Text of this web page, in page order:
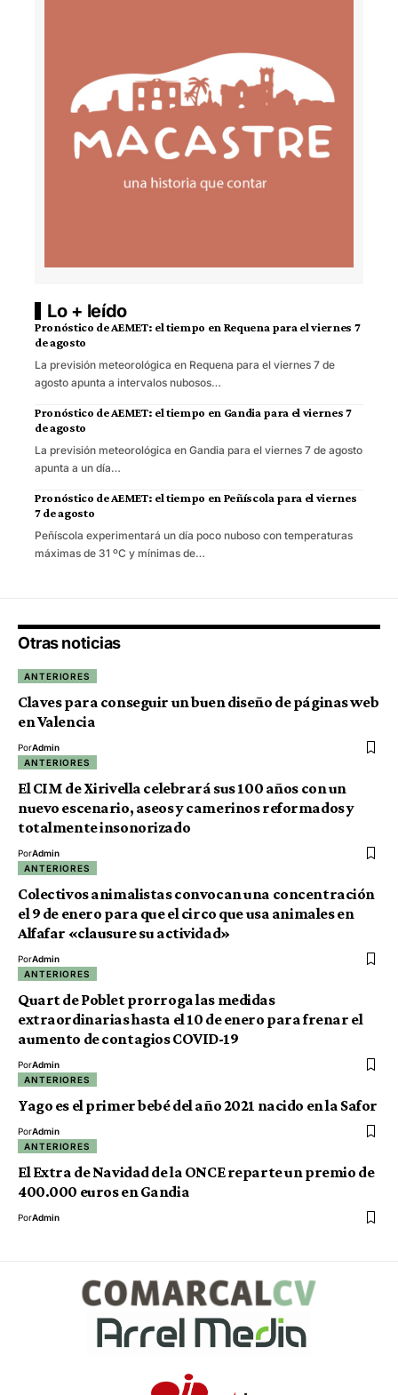
Lo + leído
Pronóstico de AEMET: el tiempo en Requena para el viernes 7
de agosto
La previsión meteorológica en Requena para el viernes 7 de
agosto apunta a intervalos nubosos…
Pronóstico de AEMET: el tiempo en Gandia para el viernes 7
de agosto
La previsión meteorológica en Gandia para el viernes 7 de agosto
apunta a un día…
Pronóstico de AEMET: el tiempo en Peñíscola para el viernes
7 de agosto
Peñíscola experimentará un día poco nuboso con temperaturas
máximas de 31 ºC y mínimas de…
Otras noticias
ANTERIORES
Claves para conseguir un buen diseño de páginas web
en Valencia
PorAdmin
ANTERIORES
El CIM de Xirivella celebrará sus 100 años con un
nuevo escenario, aseos y camerinos reformados y
totalmente insonorizado
PorAdmin
ANTERIORES
Colectivos animalistas convocan una concentración
el 9 de enero para que el circo que usa animales en
Alfafar «clausure su actividad»
PorAdmin
ANTERIORES
Quart de Poblet prorroga las medidas
extraordinarias hasta el 10 de enero para frenar el
aumento de contagios COVID-19
PorAdmin
ANTERIORES
Yago es el primer bebé del año 2021 nacido en la Safor
PorAdmin
ANTERIORES
El Extra de Navidad de la ONCE reparte un premio de
400.000 euros en Gandia
PorAdmin